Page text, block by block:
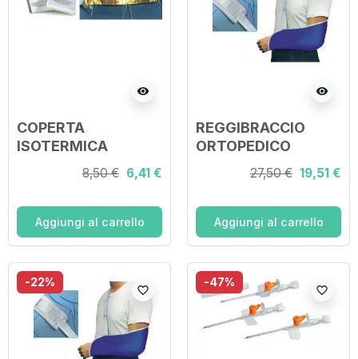
visibility
COPERTA
ISOTERMICA
ANTINFORTUNISTI
8,50 € 6,41 €
Aggiungi al carrello
visibility
REGGIBRACCIO
ORTOPEDICO
MISURA MEDIO
27,50 € 19,51 €
Aggiungi al carrello
-22%
favorite_border
-47%
favorite_border